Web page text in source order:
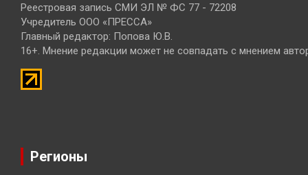
Реестровая запись СМИ ЭЛ № ФС 77 - 72208
Учредитель ООО «ПРЕССА»
Главный редактор: Попова Ю.В.
16+. Мнение редакции может не совпадать с мнением
Регионы